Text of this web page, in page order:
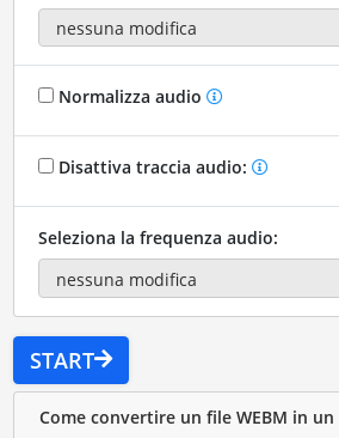
Normalizza audio
Disattiva traccia audio:
Seleziona la frequenza audio:
START
Come convertire un file WEBM in un